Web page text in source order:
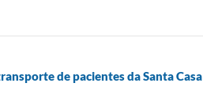
de pacientes da Santa Casa